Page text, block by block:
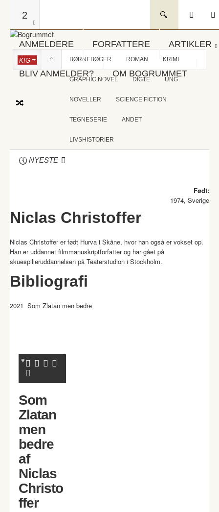
2
ANMELDERE FORFATTERE ARTIKLER
BLIV ANMELDER? OM BOGRUMMET
KIG BØRNEBØGER ROMAN KRIMI
GRAPHIC NOVEL DIGTE UNG
NOVELLER SCIENCE FICTION
TEGNESERIE ANDET
LIVSHISTORIER
NYESTE
Født:
1974, Sverige
Niclas Christoffer
Niclas Christoffer er født Hurva i Skåne, hvor han også er vokset op.
Han er uddannet filmmanuskriptforfatter og har gået på
skuespilleruddannelsen på Teaterstudion i Stockholm.
Bibliografi
2021 Som Zlatan men bedre
Som
Zlatan
men
bedre
af
Niclas
Christo
ffer